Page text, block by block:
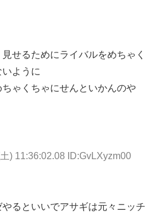
せるためにライバルをめちゃく
ように
ゃくちゃにせんといかんのや
) 11:36:02.08 ID:GvLXyzm00
るといいでアサギは元々ニッチ